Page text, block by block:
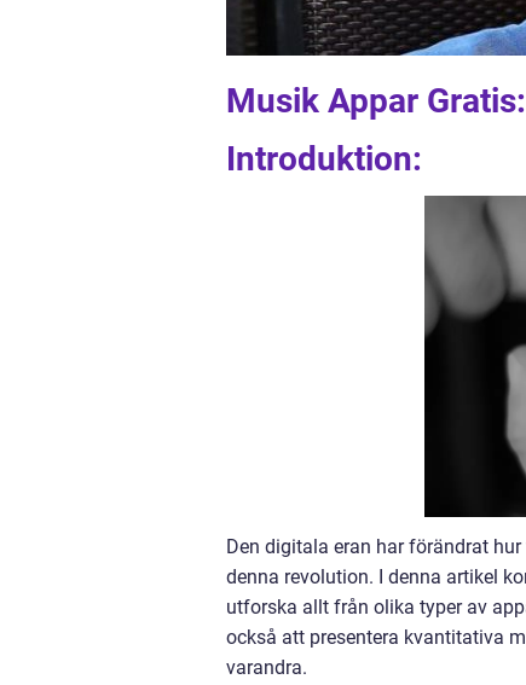
Musik Appar
Introduktion:
Den digitala eran har förändrat
denna revolution. I denna artikel
utforska allt från olika typer av
också att presentera kvantitativa
varandra.